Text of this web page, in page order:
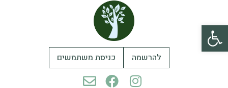
פתח סרגל נגישות
להרשמה כניסת משתמשים